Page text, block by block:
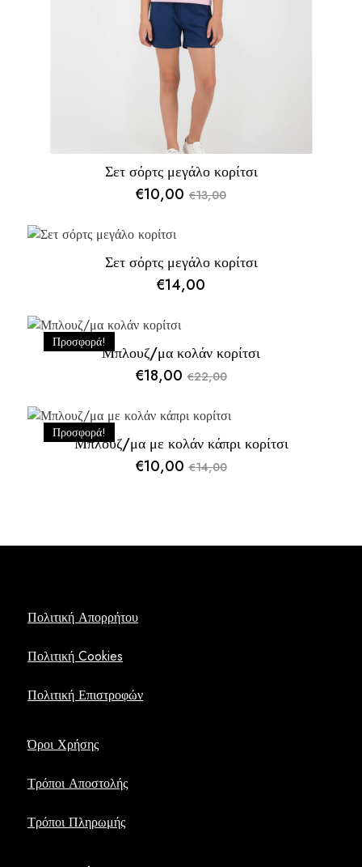
Σετ σόρτς μεγάλο κορίτσι
€13,00
Original
€13,00.
€10,00Η
είναι:
€10,00.
Σετ σόρτς μεγάλο κορίτσι
€14,00
Προσφορά!
Μπλουζ/μα κολάν κορίτσι
€22,00
Original
was:
€22,00.
€18,00Η
τρέχουσα
τιμή
είναι:
€18,00.
Προσφορά!
Μπλουζ/μα με κολάν κάπρι κορίτσι
€14,00
Original
€14,00.
€10,00Η
είναι:
Πολιτική Απορρήτου
Πολιτική Cookies
Πολιτική Επιστροφών
Όροι Χρήσης
Τρόποι Αποστολής
Τρόποι Πληρωμής